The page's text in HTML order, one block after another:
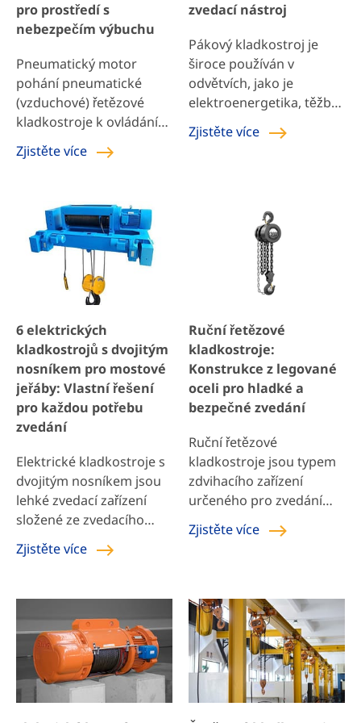
mm. Práce […]
pro prostředí s
nebezpečím výbuchu
Pneumatický motor
pohání pneumatické
(vzduchové) řetězové
kladkostroje k ovládání
funkcí zvedání a
spouštění, přičemž
vzduch. Toto zařízení je
obvykle vhodné pro
prostředí s vysokými
požadavky na odolnost
proti výbuchu, zejména v
hořlavé plyny nebo prach,
jako jsou chemické
závody, ropná pole a
doly. Vlastnosti […]
Zjistěte více
zvedací nástroj
Pákový kladkostroj je
široce používán v
odvětvích, jako je
elektroenergetika, těžba,
stavba lodí, stavebnictví,
doprava a
součástí, svazkování
sypkých předmětů,
napínání vedení a
zarovnávání svařování. Je
obzvláště výhodný v
prostorech, při
venkovních operacích ve
vysokých nadmořských
výškách a pro tahání v
různých úhlech. Řetězový
t […]
Zjistěte více
6 elektrických
kladkostrojů s dvojitým
nosníkem pro mostové
jeřáby: Vlastní řešení
pro každou potřebu
zvedání
Elektrické kladkostroje s
dvojitým nosníkem jsou
lehké zvedací zařízení
složené ze zvedacího
mechanismu,
pojezdového
elektrických zařízení.
Vyznačuje se kompaktní
konstrukcí, nízkou
hmotností, malými
rozměry a snadnou
obsluhou. Zvedací
Zjistěte více
Ruční řetězové
kladkostroje:
Konstrukce z legované
oceli pro hladké a
bezpečné zvedání
Ruční řetězové
kladkostroje jsou typem
zdvihacího zařízení
určeného pro zvedání
drobného zařízení a zboží
na krátkou vzdálenost.
spouštění nákladu.
Hlavní součásti ručních
řetězových kladkostrojů
jsou vyrobeny z legované
oceli. Řetěz je vyroben z
vysokopevnostního
Zjistěte více